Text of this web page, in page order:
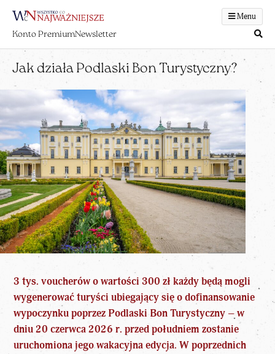
Menu
Konto PremiumNewsletter
Jak działa Podlaski Bon Turystyczny?
3 tys. voucherów o wartości 300 zł każdy będą mogli
wygenerować turyści ubiegający się o dofinansowanie
wypoczynku poprzez Podlaski Bon Turystyczny – w
dniu 20 czerwca 2026 r. przed południem zostanie
uruchomiona jego wakacyjna edycja. W poprzednich